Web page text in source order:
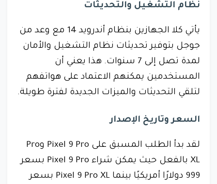
نظام التشغيل والتحديثات
يأتي كلا الجهازين بنظام أندرويد 14 مع وعد من
جوجل بتوفير تحديثات نظام التشغيل والأمان
لمدة تصل إلى 7 سنوات. هذا يعني أن
المستخدمين يمكنهم الاعتماد على هواتفهم
لتلقي التحديثات والميزات الجديدة لفترة طويلة.
السعر وتاريخ الإصدار
لقد بدأ الطلب المسبق على Pixel 9 Pro وPro
XL بالفعل حيث يمكن شراء Pixel 9 Pro بسعر
999 دولارًا أمريكيًا بينما Pixel 9 Pro XL بسعر